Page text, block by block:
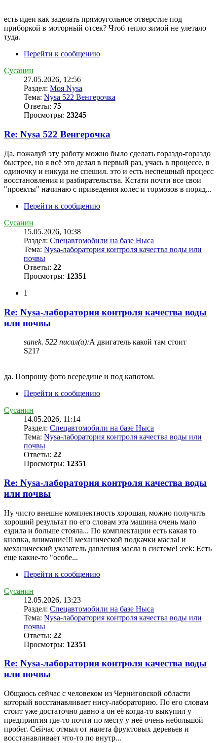
есть идеи как заделать прямоугольное отверстие под
приборкой в моторньій отсек? Чтоб тепло зимой не улетало
туда.
Перейти к сообщению
Сусанин
27.05.2026, 12:56
Раздел: Моя Nysa
Тема: Nysa 522 Венгерочка
Ответы: 75
Просмотры: 23245
Re: Nysa 522 Венгерочка
Да, пожалуй эту работу можно было сделать гораздо-гораздо
быстрее, но я всё это делал в первый раз, учась в процессе, в
одиночку и никуда не спешил. это и есть неспешный процесс
восстановления и разбирательства. Кстати почти все свои
"проекты" начинаю с приведения колес и тормозов в поряд...
Перейти к сообщению
Сусанин
15.05.2026, 10:38
Раздел: Спецавтомобили на базе Ныса
Тема: Nysa-лаборатория контроля качества воды или
почвы
Ответы: 22
Просмотры: 12351
1
Re: Nysa-лаборатория контроля качества воды
или почвы
sanek. 522 писал(а):А двигатель какой там стоит
S21?
да. Попрошу фото всередине и под капотом.
Перейти к сообщению
Сусанин
14.05.2026, 11:14
Раздел: Спецавтомобили на базе Ныса
Тема: Nysa-лаборатория контроля качества воды или
почвы
Ответы: 22
Просмотры: 12351
Re: Nysa-лаборатория контроля качества воды
или почвы
Ну чисто внешне комплектность хорошая, можно получить
хороший результат по его словам эта машина очень мало
ездила и больше стояла... По комплектации есть какая то
кнопка, внимание!!! механической подкачки масла! и
механический указатель давления масла в системе! :eek: Есть
еще какие-то "особе...
Перейти к сообщению
Сусанин
12.05.2026, 13:23
Раздел: Спецавтомобили на базе Ныса
Тема: Nysa-лаборатория контроля качества воды или
почвы
Ответы: 22
Просмотры: 12351
Re: Nysa-лаборатория контроля качества воды
или почвы
Общаюсь сейчас с человеком из Черниговской области
который восстанавливает нису-лабораторию. По его словам
стоит уже достаточно давно а он её когда-то выкупил у
предприятия где-то почти по месту у неё очень небольшой
пробег. Сейчас отмыл от налета фруктовых деревьев и
восстанавливает что-то по внутр...